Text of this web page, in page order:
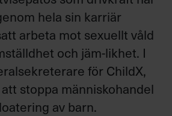
hela sin karriär
arbeta mot sexuellt våld
och jäm-likhet. I
för ChildX,
stoppa människohandel
av barn.